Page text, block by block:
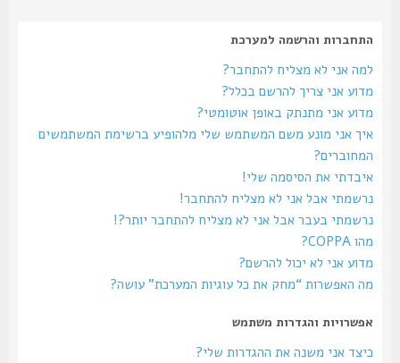
התחברות והרשמה למערכת
למה אני לא מצליח להתחבר?
מדוע אני צריך להרשם בכלל?
מדוע אני מתנתק באופן אוטומטי?
איך אני מונע משם המשתמש שלי מלהופיע ברשימת המשתמשים
המחוברים?
איבדתי את הסיסמה שלי!
נרשמתי אבל אני לא מצליח להתחבר!
נרשמתי בעבר אבל אני לא מצליח להתחבר יותר?!
מדוע אני לא יכול להרשם?
מה האפשרות “מחק את כל עוגיות המערכת” עושה?
אפשרויות והגדרות משתמש
כיצד אני משנה את ההגדרות שלי?